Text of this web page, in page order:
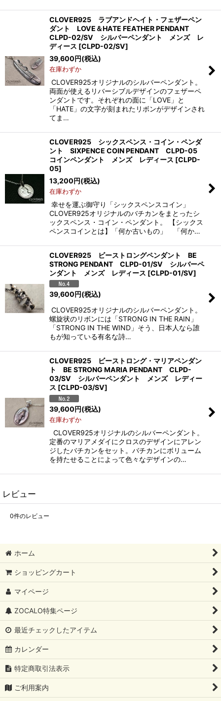
CLOVER925 ラブアンドヘイト・フェザーペン
ダント LOVE＆HATE FEATHER PENDANT
CLPD-02/SV シルバーペンダント メンズ レ
ディース [CLPD-02/SV]
39,600円(税込)
在庫わずか
CLOVER925オリジナルのシルバーペンダント。
両面が使えるリバーシブルデザインのフェザーペ
ンダントです。それぞれの面に「LOVE」と
「HATE」の文字が刻まれたリボンがデザインされ
てま…
CLOVER925 シックスペンス・コイン・ペンダ
ント SIXPENCE COIN PENDANT CLPD-05
コインペンダント メンズ レディース [CLPD-
05]
13,200円(税込)
在庫わずか
幸せを運ぶ御守り「シックスペンスコイン」
CLOVER925オリジナルのバチカンをまとったシ
ックスペンス・コイン・ペンダント。 【シックス
ペンスコインとは】「何か古いもの」 「何か…
CLOVER925 ビーストロングペンダント BE
STRONG PENDANT CLPD-01/SV シルバーペ
ンダント メンズ レディース [CLPD-01/SV]
39,600円(税込)
CLOVER925オリジナルのシルバーペンダント。
螺旋状のリボンには「STRONG IN THE RAIN」
「STRONG IN THE WIND」そう、日本人なら誰
もが知っている有名な詩…
CLOVER925 ビーストロング・マリアペンダン
ト BE STRONG MARIA PENDANT CLPD-
03/SV シルバーペンダント メンズ レディー
ス [CLPD-03/SV]
39,600円(税込)
在庫わずか
CLOVER925オリジナルのシルバーペンダント。
定番のマリアメダイにクロスのデザインにアレン
ジしたバチカンをセット。バチカンにボリューム
を持たせることによって色々なデザインの…
レビュー
0件のレビュー
ホーム
ショッピングカート
マイページ
ZOCALO特集ページ
最近チェックしたアイテム
カレンダー
特定商取引法表示
ご利用案内